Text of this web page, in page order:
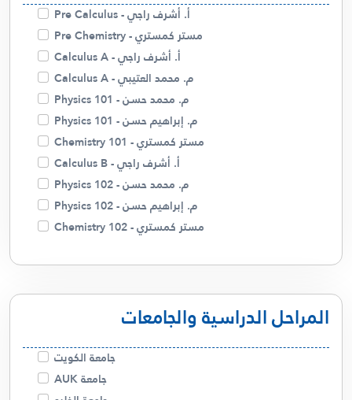
م. عمرو كسبه
أ. سالم الشمري
أ. أسامة شاهين
م. زينب
أ . منار
أ. غالية حسن
م. ميساء
د. صلاح الفضلي
أ. أشرف راجي - Pre Calculus
مستر كمستري - Pre Chemistry
أ. أشرف راجي - Calculus A
م. محمد العتيبي - Calculus A
م. محمد حسن - Physics 101
م. إبراهيم حسن - Physics 101
مستر كمستري - Chemistry 101
أ. أشرف راجي - Calculus B
م. محمد حسن - Physics 102
م. إبراهيم حسن - Physics 102
مستر كمستري - Chemistry 102
م. محمد حسن - Physics 121
أ. أشرف راجي - Linear Algebra
أ. أشرف راجي - Calculus C
م. محمد العتيبي - Calculus C
أ. أشرف راجي - Differential Equations
المراحل الدراسية والجامعات
جامعة الكويت
جامعة AUK